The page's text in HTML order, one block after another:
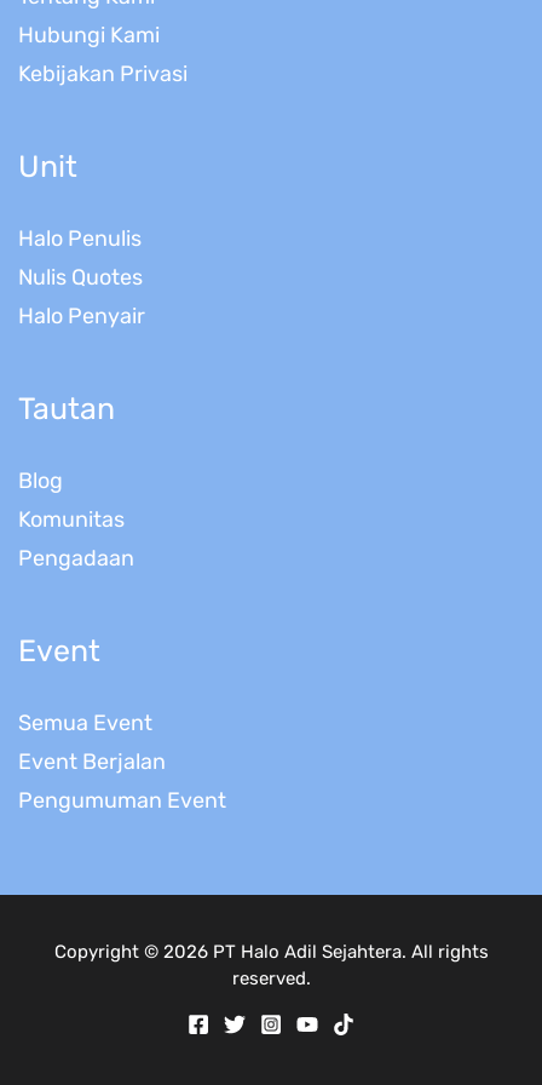
Hubungi Kami
Kebijakan Privasi
Unit
Halo Penulis
Nulis Quotes
Halo Penyair
Tautan
Blog
Komunitas
Pengadaan
Event
Semua Event
Event Berjalan
Pengumuman Event
Copyright © 2026 PT Halo Adil Sejahtera. All rights
reserved.